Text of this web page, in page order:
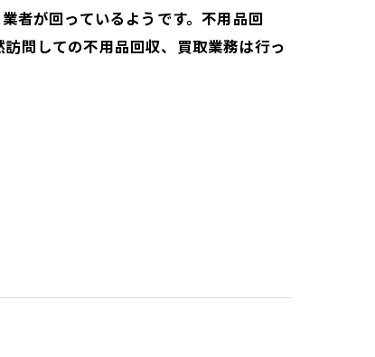
者が回っているようです。不用品回
問しての不用品回収、買取業務は行っ